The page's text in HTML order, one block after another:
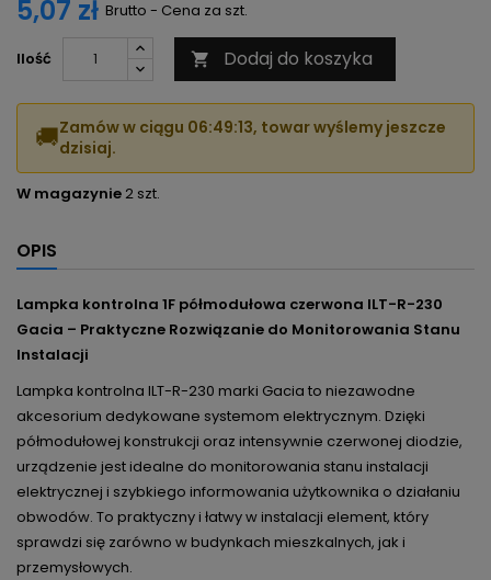
5,07 zł Brutto - Cena za szt.
Ilość  Dodaj do koszyka
🚚Zamów w ciągu 06:49:12, towar wyślemy jeszcze
dzisiaj.
W magazynie 2 szt.
OPIS
Lampka kontrolna 1F półmodułowa czerwona ILT-R-230
Gacia – Praktyczne Rozwiązanie do Monitorowania Stanu
Instalacji
Lampka kontrolna ILT-R-230 marki Gacia to niezawodne
akcesorium dedykowane systemom elektrycznym. Dzięki
półmodułowej konstrukcji oraz intensywnie czerwonej diodzie,
urządzenie jest idealne do monitorowania stanu instalacji
elektrycznej i szybkiego informowania użytkownika o działaniu
obwodów. To praktyczny i łatwy w instalacji element, który
sprawdzi się zarówno w budynkach mieszkalnych, jak i
przemysłowych.